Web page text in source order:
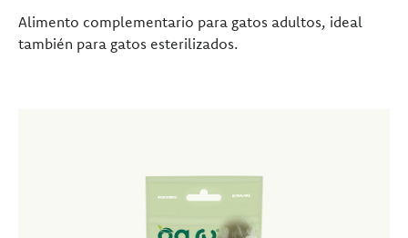
Alimento complementario para gatos adultos, ideal
también para gatos esterilizados.